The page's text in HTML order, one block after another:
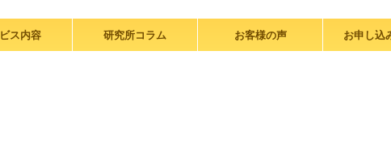
ス内容 研究所コラム お客様の声 お申し込